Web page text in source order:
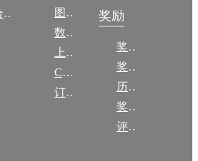
合作伙伴
图集
数图编审委员会
上传/发布作品
CCF DL Focus
订阅《计算》
奖励
奖励动态
奖励目录
历年获奖名单
奖项推荐
评奖条例